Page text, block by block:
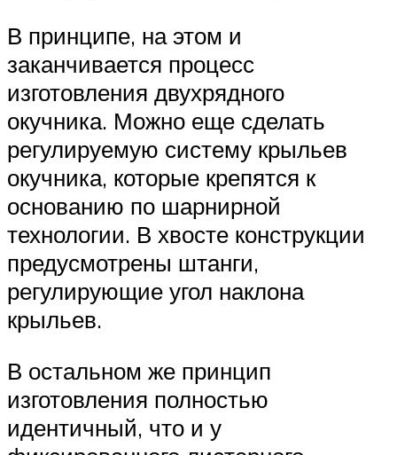
В принципе, на этом и
заканчивается процесс
изготовления двухрядного
окучника. Можно еще сделать
регулируемую систему крыльев
окучника, которые крепятся к
основанию по шарнирной
технологии. В хвосте конструкции
предусмотрены штанги,
регулирующие угол наклона
крыльев.
В остальном же принцип
изготовления полностью
идентичный, что и у